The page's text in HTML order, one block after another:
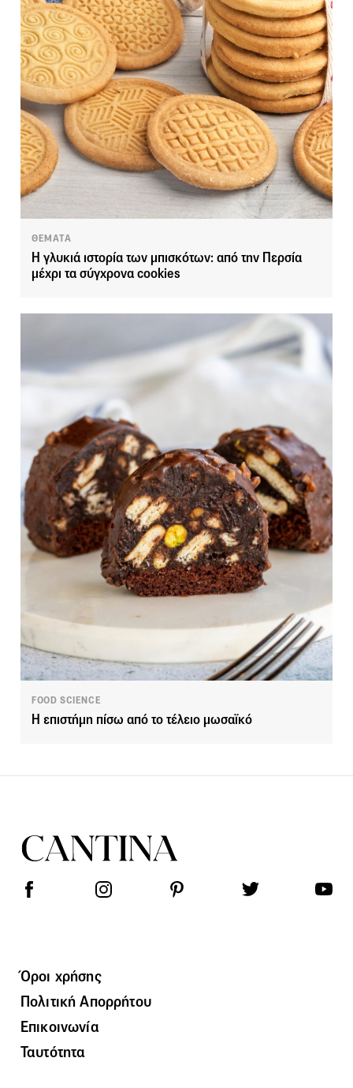
ΘΕΜΑΤΑ
Η γλυκιά ιστορία των μπισκότων: από την Περσία
μέχρι τα σύγχρονα cookies
FOOD SCIENCE
Η επιστήμη πίσω από το τέλειο μωσαϊκό
Όροι χρήσης
Πολιτική Απορρήτου
Επικοινωνία
Ταυτότητα